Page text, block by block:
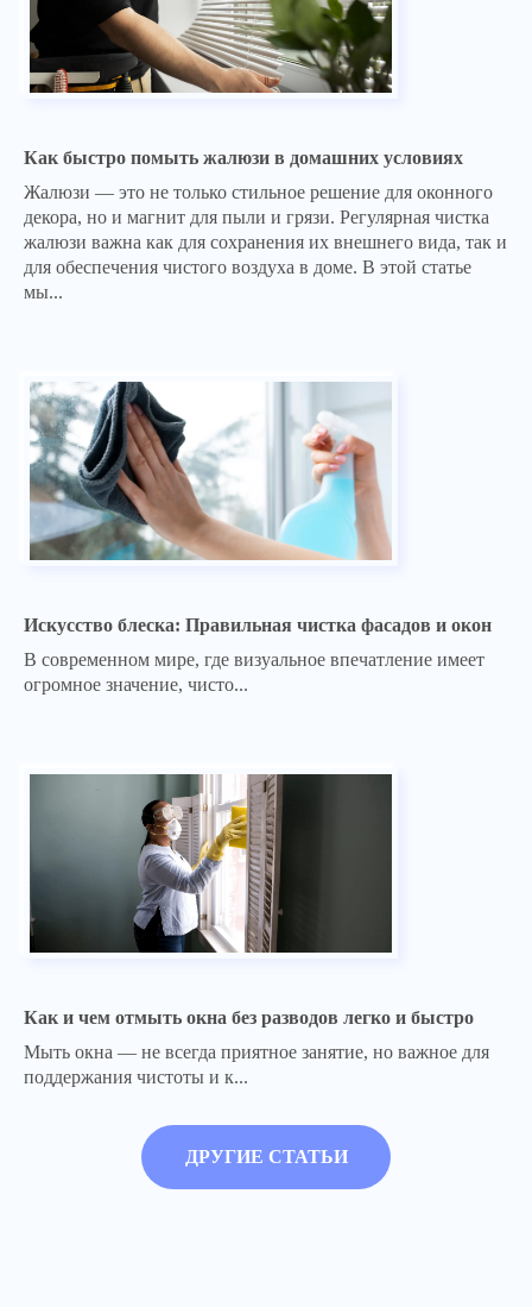
Как быстро помыть жалюзи в домашних условиях
Жалюзи — это не только стильное решение для оконного
декора, но и магнит для пыли и грязи. Регулярная чистка
жалюзи важна как для сохранения их внешнего вида, так и
для обеспечения чистого воздуха в доме. В этой статье
мы...
Искусство блеска: Правильная чистка фасадов и окон
В современном мире, где визуальное впечатление имеет
огромное значение, чисто...
Как и чем отмыть окна без разводов легко и быстро
Мыть окна — не всегда приятное занятие, но важное для
поддержания чистоты и к...
ДРУГИЕ СТАТЬИ